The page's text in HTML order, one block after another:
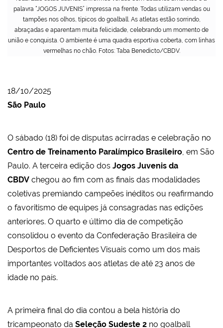
palavra “JOGOS JUVENIS” impressa na frente. Todas utilizam vendas ou
tampões nos olhos, típicos do goalball. As atletas estão sorrindo,
abraçadas e aparentam muita felicidade, celebrando um momento de
união e conquista. O ambiente é uma quadra esportiva coberta, com linhas
vermelhas no chão. Fotos: Taba Benedicto/CBDV.
18/10/2025
São Paulo
O sábado (18) foi de disputas acirradas e celebração no
Centro de Treinamento Paralímpico Brasileiro, em São
Paulo. A terceira edição dos Jogos Juvenis da
CBDV chegou ao fim com as finais das modalidades
coletivas premiando campeões inéditos ou reafirmando
o favoritismo de equipes já consagradas nas edições
anteriores. O quarto e último dia de competição
consolidou o evento da Confederação Brasileira de
Desportos de Deficientes Visuais como um dos mais
importantes voltados aos atletas de até 23 anos de
idade no país.
A primeira final do dia contou a bela história do
tricampeonato da Seleção Sudeste 2 no goalball